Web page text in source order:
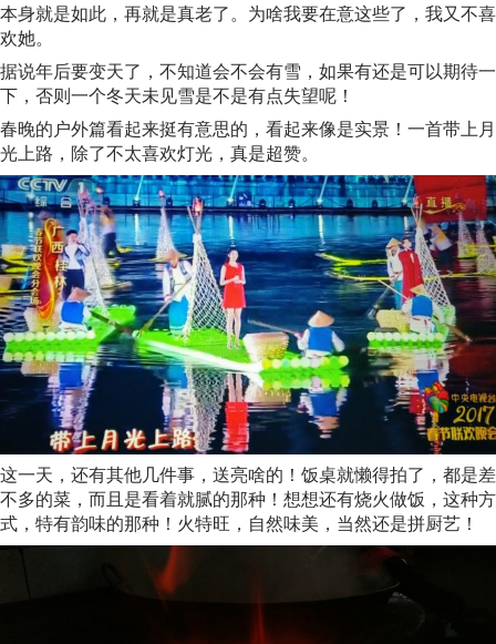
本身就是如此，再就是真老了。为啥我要在意这些了，我又不喜
欢她。
据说年后要变天了，不知道会不会有雪，如果有还是可以期待一
下，否则一个冬天未见雪是不是有点失望呢！
春晚的户外篇看起来挺有意思的，看起来像是实景！一首带上月
光上路，除了不太喜欢灯光，真是超赞。
这一天，还有其他几件事，送亮啥的！饭桌就懒得拍了，都是差
不多的菜，而且是看着就腻的那种！想想还有烧火做饭，这种方
式，特有韵味的那种！火特旺，自然味美，当然还是拼厨艺！